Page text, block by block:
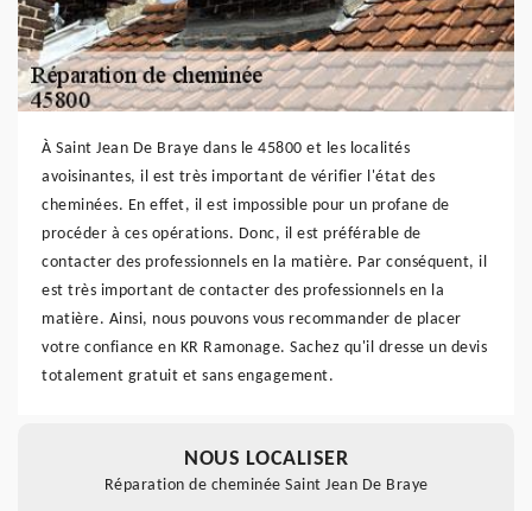
À Saint Jean De Braye dans le 45800 et les localités
avoisinantes, il est très important de vérifier l'état des
cheminées. En effet, il est impossible pour un profane de
procéder à ces opérations. Donc, il est préférable de
contacter des professionnels en la matière. Par conséquent, il
est très important de contacter des professionnels en la
matière. Ainsi, nous pouvons vous recommander de placer
votre confiance en KR Ramonage. Sachez qu'il dresse un devis
totalement gratuit et sans engagement.
NOUS LOCALISER
Réparation de cheminée Saint Jean De Braye